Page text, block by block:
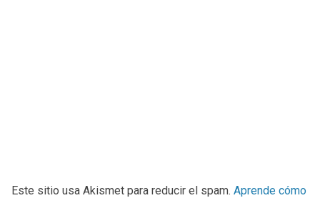
Este sitio usa Akismet para reducir el spam. Aprende cómo